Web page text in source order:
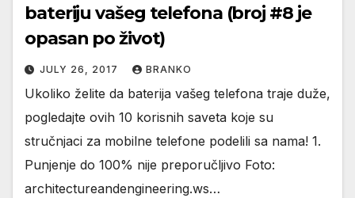
bateriju vašeg telefona (broj #8 je
opasan po život)
JULY 26, 2017 BRANKO
Ukoliko želite da baterija vašeg telefona traje duže,
pogledajte ovih 10 korisnih saveta koje su
stručnjaci za mobilne telefone podelili sa nama! 1.
Punjenje do 100% nije preporučljivo Foto:
architectureandengineering.ws…